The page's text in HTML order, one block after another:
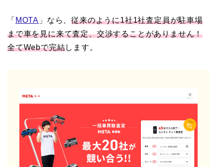
「 MOTA 」なら、従来のように1社1社査定員が駐車場
まで車を見に来て査定、交渉することがありません！
全てWebで完結します。